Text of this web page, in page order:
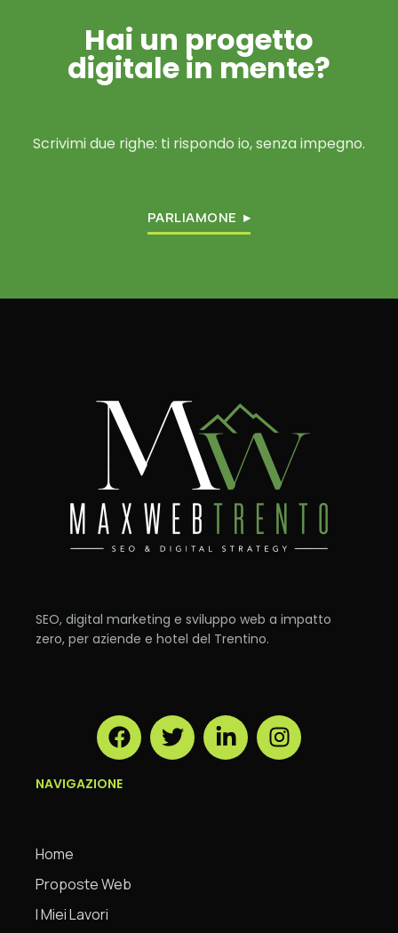
Hai un progetto
digitale in mente?
Scrivimi due righe: ti rispondo io, senza impegno.
PARLIAMONE ▸
SEO, digital marketing e sviluppo web a impatto
zero, per aziende e hotel del Trentino.
NAVIGAZIONE
Home
Proposte Web
I Miei Lavori